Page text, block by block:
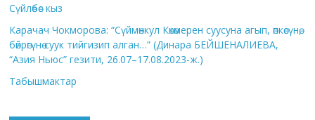
Сүйлөбөс кыз
Карачач Чокморова: “Сүймөнкул Көкөмерен суусуна агып, өпкөсүнө,
бөйрөгүнө суук тийгизип алган…” (Динара БЕЙШЕНАЛИЕВА,
“Азия Ньюс” гезити, 26.07–17.08.2023-ж.)
Табышмактар